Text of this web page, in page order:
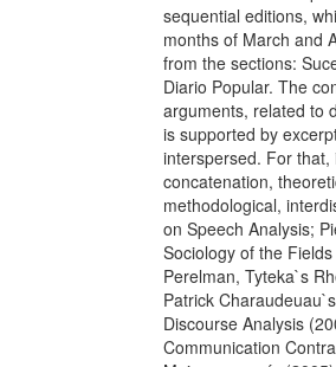
sequential editions,
months of March and
from the sections:
Diario Popular. The
arguments, related to
is supported by
interspersed. For that,
concatenation,
methodological,
on Speech Analysis;
Sociology of the
Perelman, Tyteka`s
Patrick
Discourse Analysis
Communication